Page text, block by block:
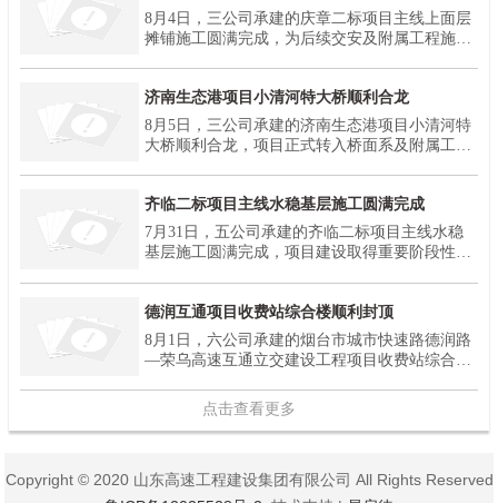
8月4日，三公司承建的庆章二标项目主线上面层
摊铺施工圆满完成，为后续交安及附属工程施工
济南生态港项目小清河特大桥顺利合龙
8月5日，三公司承建的济南生态港项目小清河特
大桥顺利合龙，项目正式转入桥面系及附属工程
齐临二标项目主线水稳基层施工圆满完成
7月31日，五公司承建的齐临二标项目主线水稳
基层施工圆满完成，项目建设取得重要阶段性进
德润互通项目收费站综合楼顺利封顶
8月1日，六公司承建的烟台市城市快速路德润路
—荣乌高速互通立交建设工程项目收费站综合楼
点击查看更多
Copyright © 2020 山东高速工程建设集团有限公司 All Rights Reserved